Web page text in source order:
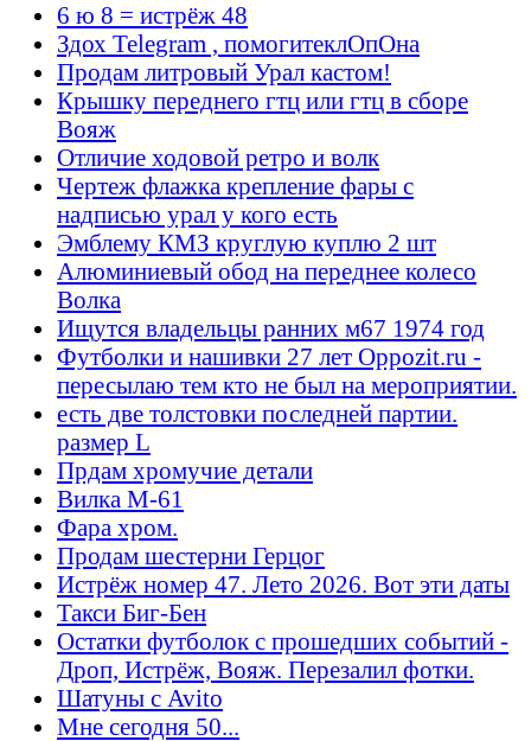
6 ю 8 = истрёж 48
Здох Telegram , помогитеклОпОна
Продам литровый Урал кастом!
Крышку переднего гтц или гтц в сборе
Вояж
Отличие ходовой ретро и волк
Чертеж флажка крепление фары с
надписью урал у кого есть
Эмблему КМЗ круглую куплю 2 шт
Алюминиевый обод на переднее колесо
Волка
Ищутся владельцы ранних м67 1974 год
Футболки и нашивки 27 лет Oppozit.ru -
пересылаю тем кто не был на мероприятии.
есть две толстовки последней партии.
размер L
Прдам хромучие детали
Вилка М-61
Фара хром.
Продам шестерни Герцог
Истрёж номер 47. Лето 2026. Вот эти даты
Такси Биг-Бен
Остатки футболок с прошедших событий -
Дроп, Истрёж, Вояж. Перезалил фотки.
Шатуны с Avito
Мне сегодня 50...